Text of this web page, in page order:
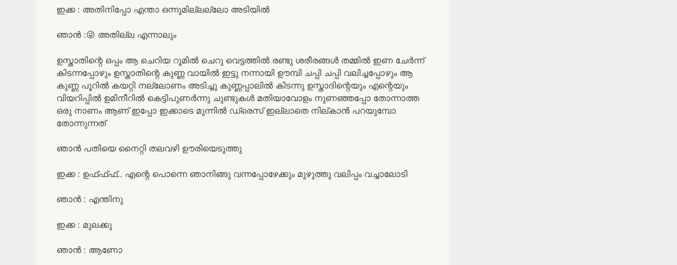
ഇക്ക : അതിനിപ്പോ എന്താ ഒന്നുമില്ലല്ലോ അടിയിൽ
ഞാൻ :😜 അതില്ല എന്നാലും
ഉസ്താതിന്റെ ഒപ്പം ആ ചെറിയ റൂമിൽ ചെറു വെട്ടത്തിൽ രണ്ടു ശരീരങ്ങൾ തമ്മിൽ ഇണ ചേർന്ന്
കിടന്നപ്പോഴും ഉസ്താതിന്റെ കുണ്ണ വായിൽ ഇട്ടു നന്നായി ഊമ്പി ചപ്പി ചപ്പി വലിച്ചപ്പോഴും ആ
കുണ്ണ പൂറിൽ കയറ്റി നല്ലോണം അടിച്ചു കുണ്ണപ്പാലിൽ കിടന്നു ഉസ്താദിന്റെയും എന്റെയും
വിയറിപ്പിൽ ഉമിനീറിൽ കെട്ടിപുണർന്നു ചുണ്ടുകൾ മതിയാവോളം നുണഞ്ഞപ്പോ തോന്നാത്ത
ഒരു നാണം ആണ് ഇപ്പോ ഇക്കാടെ മുന്നിൽ ഡ്രെസ് ഇല്ലാതെ നില്കാൻ പറയുമ്പോ
തോന്നുന്നത്
ഞാൻ പതിയെ നൈറ്റി തലവഴി ഊരിയെടുത്തു
ഇക്ക : ഉഫ്ഫ്ഫ്.. എന്റെ പൊന്നെ ഞാനിങ്ങു വന്നപ്പോഴേക്കും മുഴുത്തു വലിപ്പം വച്ചാലോടി
ഞാൻ : എന്തിനു
ഇക്ക : മുലക്കു
ഞാൻ : ആണോ